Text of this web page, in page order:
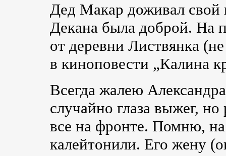
Дед Макар доживал свой
Декана была доброй. На
от деревни Листвянка
в киноповести „Калина
Всегда жалею
случайно глаза выжег,
все на фронте. Помню, на
калейтонили. Его жену